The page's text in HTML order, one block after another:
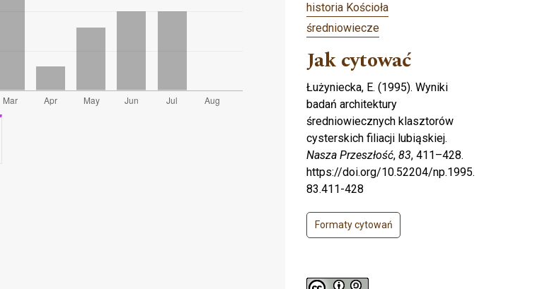
historia Kościoła
średniowiecze
Jak cytować
Łużyniecka, E. (1995). Wyniki
badań architektury
średniowiecznych klasztorów
cysterskich filiacji lubiąskiej.
Nasza Przeszłość, 83, 411–428.
https://doi.org/10.52204/np.1995.
83.411-428
Formaty cytowań